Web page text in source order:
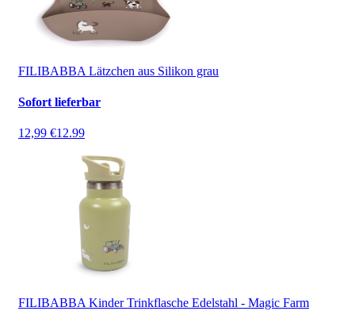
FILIBABBA Lätzchen aus Silikon grau
Sofort lieferbar
12,99 €12.99
FILIBABBA Kinder Trinkflasche Edelstahl - Magic Farm